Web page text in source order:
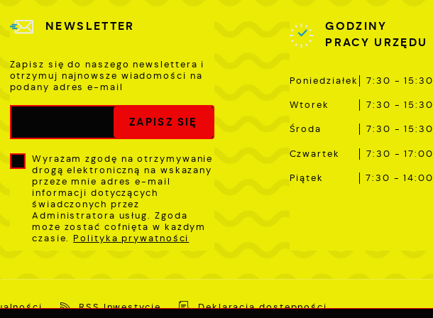
NEWSLETTER
Zapisz się do naszego newslettera i
otrzymuj najnowsze wiadomości na
podany adres e-mail
Wyrażam zgodę na otrzymywanie
drogą elektroniczną na wskazany
przeze mnie adres e-mail
informacji dotyczących
świadczonych przez
Administratora usług. Zgoda
może zostać cofnięta w każdym
czasie. Polityka prywatności
GODZINY
PRACY URZĘDU
Poniedziałek 7:30 - 15:30
Wtorek 7:30 - 15:30
Środa 7:30 - 15:30
Czwartek 7:30 - 17:00
Piątek 7:30 - 14:00
RSS Inwestycje Deklaracja dostępności